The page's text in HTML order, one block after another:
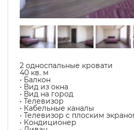
2 односпальные кровати
40 кв. м
• Балкон
• Вид из окна
• Вид на город
• Телевизор
• Кабельные каналы
• Телевизор с плоским
• Кондиционер